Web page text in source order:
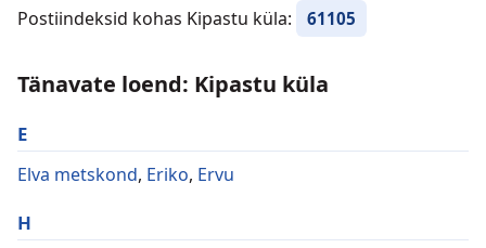
Postiindeksid kohas Kipastu küla: 61105
Tänavate loend: Kipastu küla
E
Elva metskond, Eriko, Ervu
H